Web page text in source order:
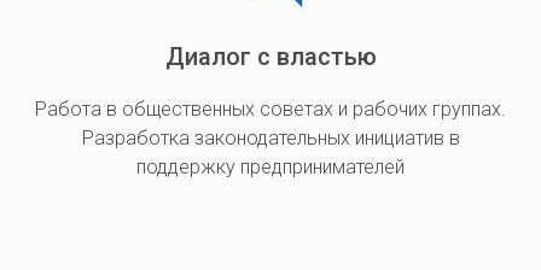
Диалог с властью
Работа в общественных советах и рабочих группах.
Разработка законодательных инициатив в
поддержку предпринимателей